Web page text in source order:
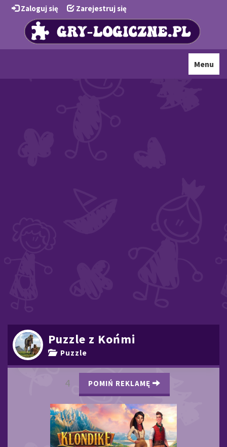
Zaloguj się Zarejestruj się
Toggle
Menu
Puzzle z Końmi
Puzzle
3 POMIŃ REKLAMĘ